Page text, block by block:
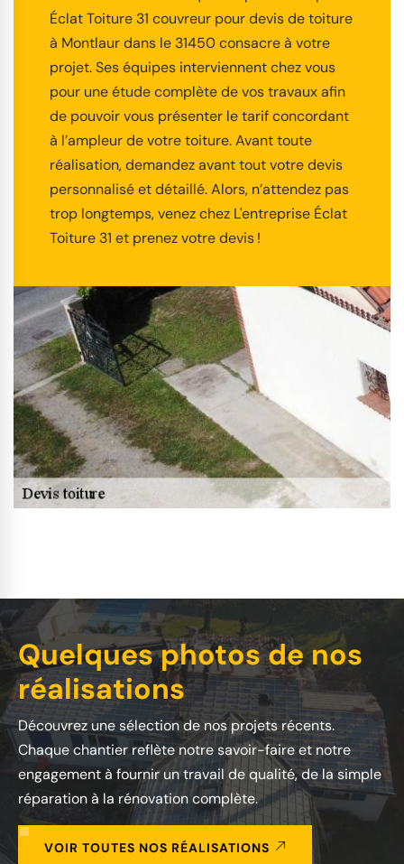
Éclat Toiture 31 couvreur pour devis de toiture
à Montlaur dans le 31450 consacre à votre
projet. Ses équipes interviennent chez vous
pour une étude complète de vos travaux afin
de pouvoir vous présenter le tarif concordant
à l’ampleur de votre toiture. Avant toute
réalisation, demandez avant tout votre devis
personnalisé et détaillé. Alors, n’attendez pas
trop longtemps, venez chez L'entreprise Éclat
Toiture 31 et prenez votre devis !
Quelques photos de nos
réalisations
Découvrez une sélection de nos projets récents.
Chaque chantier reflète notre savoir-faire et notre
engagement à fournir un travail de qualité, de la simple
réparation à la rénovation complète.
VOIR TOUTES NOS RÉALISATIONS